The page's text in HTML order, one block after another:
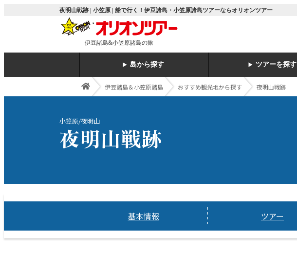
夜明山戦跡 | 小笠原 | 船で行く！伊豆諸島・小笠原諸島ツアーならオリオンツアー
伊豆諸島&小笠原諸島の旅
島から探す ツアーを探す
伊豆諸島＆小笠原諸島 おすすめ観光地から探す 夜明山戦跡
小笠原/夜明山
夜明山戦跡
基本情報 ツアー